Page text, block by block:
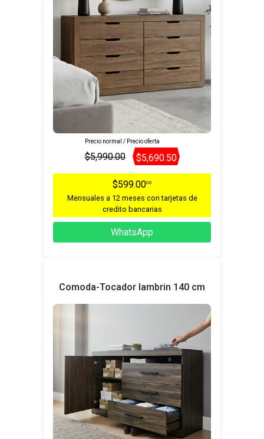
Precio normal / Precio oferta
$5,990.00 $5,690.50
$599.0000
Mensuales a 12 meses con tarjetas de
credito bancarias
WhatsApp
Comoda-Tocador lambrin 140 cm